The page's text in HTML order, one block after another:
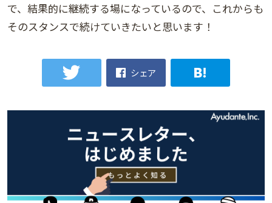
で、結果的に継続する場になっているので、これからも
そのスタンスで続けていきたいと思います！
シェア